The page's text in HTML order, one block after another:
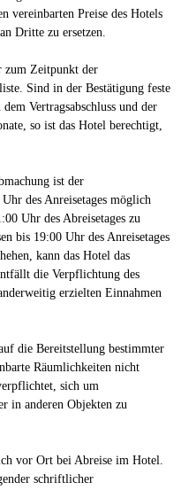
vereinbarten Preise des Hotels
Dritte zu ersetzen.
zum Zeitpunkt der
Sind in der Bestätigung feste
Vertragsabschluss und der
so ist das Hotel berechtigt,
ist der
des Anreisetages möglich
Uhr des Abreisetages zu
bis 19:00 Uhr des Anreisetages
kann das Hotel das
die Verpflichtung des
erzielten Einnahmen
die Bereitstellung bestimmter
Räumlichkeiten nicht
sich um
in anderen Objekten zu
vor Ort bei Abreise im Hotel.
schriftlicher